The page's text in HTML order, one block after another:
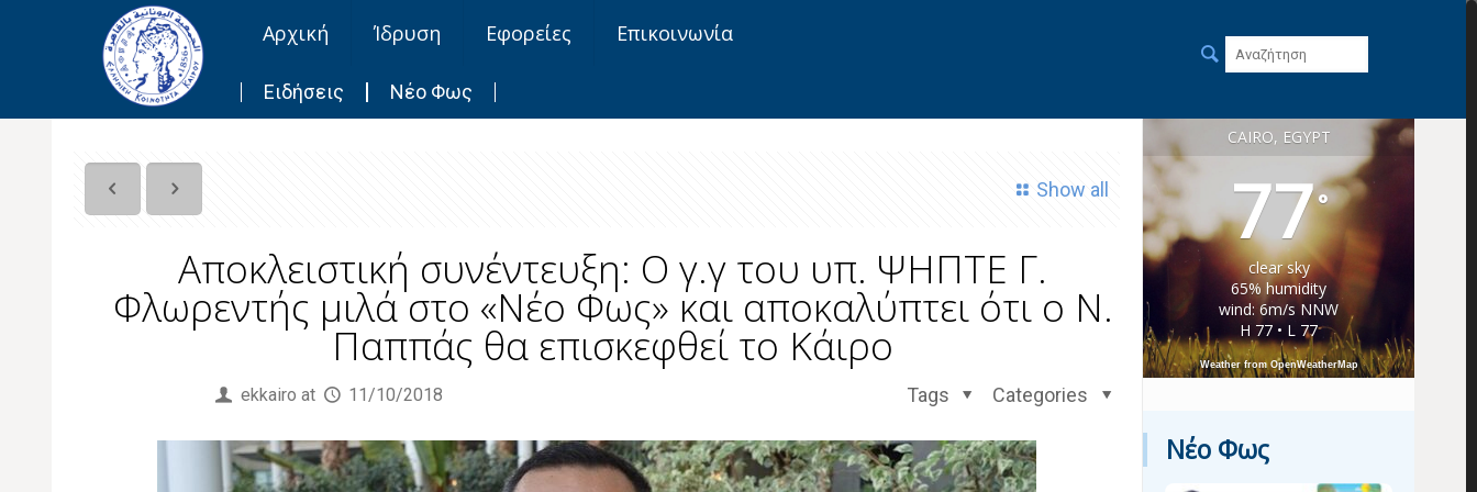
Αρχική Ίδρυση Εφορείες Επικοινωνία
Ειδήσεις Νέο Φως
Show all
Αποκλειστική συνέντευξη: O γ.γ του υπ. ΨΗΠΤΕ Γ.
Φλωρεντής μιλά στο «Νέο Φως» και αποκαλύπτει ότι ο Ν.
Παππάς θα επισκεφθεί το Κάιρο
ekkairo at 11/10/2018 Categories
Tags
CAIRO, EGYPT
77°
clear sky
65% humidity
wind: 6m/s NNW
H 77 • L 77
Weather from OpenWeatherMap
Νέο Φως